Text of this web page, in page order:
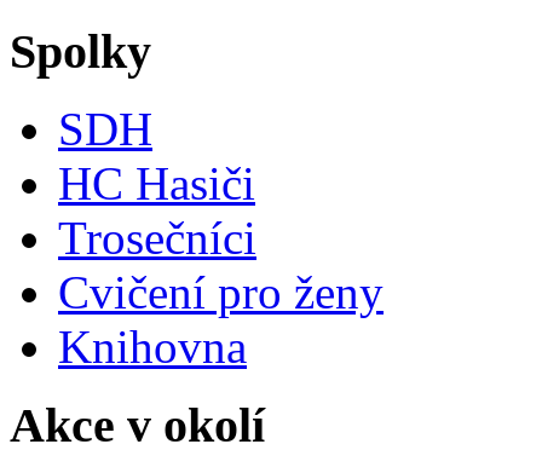
Spolky
SDH
HC Hasiči
Trosečníci
Cvičení pro ženy
Knihovna
Akce v okolí